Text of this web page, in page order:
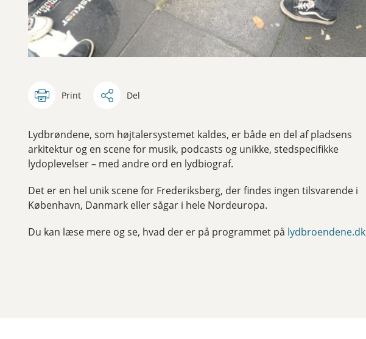
Print Del
Lydbrøndene, som højtalersystemet kaldes, er både en del af pladsens
arkitektur og en scene for musik, podcasts og unikke, stedspecifikke
lydoplevelser – med andre ord en lydbiograf.
Det er en hel unik scene for Frederiksberg, der findes ingen tilsvarende i
København, Danmark eller sågar i hele Nordeuropa.
Du kan læse mere og se, hvad der er på programmet på lydbroendene.dk